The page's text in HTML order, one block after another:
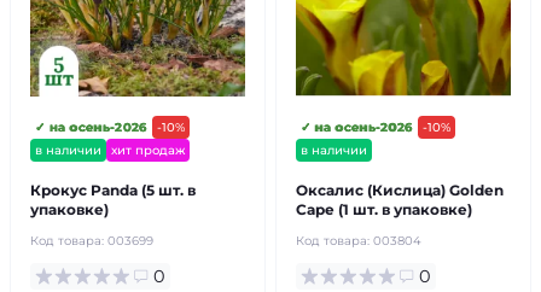
-10%
в наличии
✓ на осень-2026
хит продаж
Крокус Panda (5 шт. в
упаковке)
Код товара: 003699
0
-10%
в наличии
✓ на осень-2026
Оксалис (Кислица) Golden
Cape (1 шт. в упаковке)
Код товара: 003804
0